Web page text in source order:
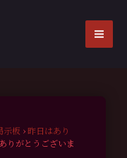
示板 ›昨日はあり
りがとうございま